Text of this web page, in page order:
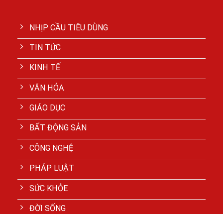
NHỊP CẦU TIÊU DÙNG
TIN TỨC
KINH TẾ
VĂN HÓA
GIÁO DỤC
BẤT ĐỘNG SẢN
CÔNG NGHỆ
PHÁP LUẬT
SỨC KHỎE
ĐỜI SỐNG